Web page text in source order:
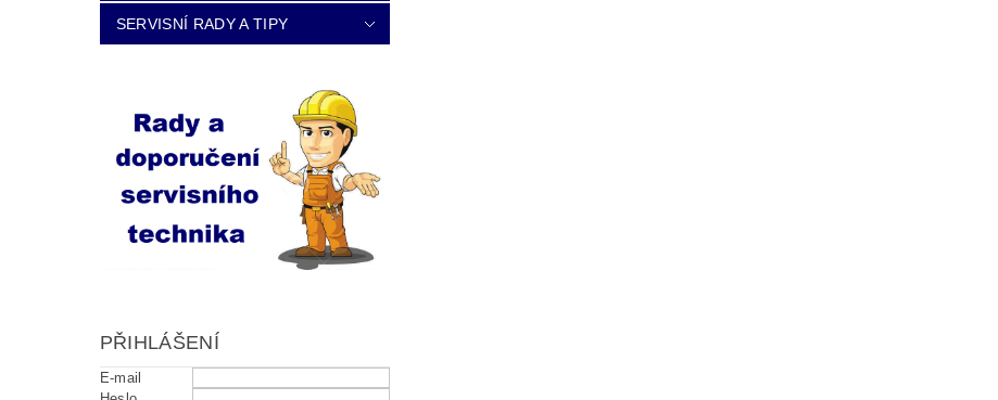
SERVISNÍ RADY A TIPY
PŘIHLÁŠENÍ
E-mail